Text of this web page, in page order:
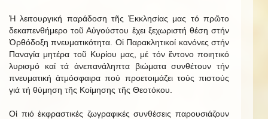
Ἡ λειτουργική παράδοση τῆς Ἐκκλησίας μας τό πρῶτο
δεκαπενθήμερο τοῦ Αὐγούστου ἔχει ξεχωριστή θέση στήν
Ὀρθόδοξη πνευματικότητα. Οἱ Παρακλητικοί κανόνες στήν
Παναγία μητέρα τοῦ Κυρίου μας, μέ τόν ἔντονο ποιητικό
λυρισμό καί τά ἀνεπανάληπτα βιώματα συνθέτουν τήν
πνευματική ἀτμόσφαιρα πού προετοιμάζει τούς πιστούς
γιά τή θύμηση τῆς Κοίμησης τῆς Θεοτόκου.
Οἱ πιό ἐκφραστικές ζωγραφικές συνθέσεις παρουσιάζουν